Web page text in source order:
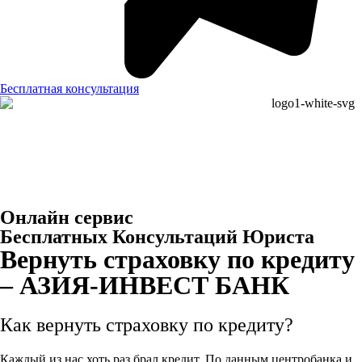
Бесплатная консультация
Онлайн сервис
Бесплатных Консультаций Юриста
Вернуть страховку по кредиту
– АЗИЯ-ИНВЕСТ БАНК
Как вернуть страховку по кредиту?
Каждый из нас хоть раз брал кредит. По данным центробанка и